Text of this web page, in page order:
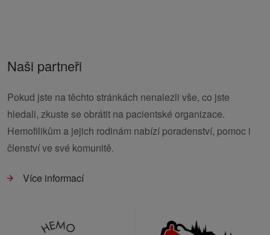
Naši partneři
Pokud jste na těchto stránkách nenalezli vše, co jste
hledali, zkuste se obrátit na pacientské organizace.
Hemofilikům a jejich rodinám nabízí poradenství, pomoc i
členství ve své komunitě.
Více informací